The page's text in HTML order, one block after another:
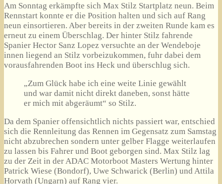
Am Sonntag erkämpfte sich Max Stilz Startplatz neun. Beim
Rennstart konnte er die Position halten und sich auf Rang
neun einsortieren. Aber bereits in der zweiten Runde kam es
erneut zu einem Überschlag. Der hinter Stilz fahrende
Spanier Hector Sanz Lopez versuchte an der Wendeboje
innen liegend an Stilz vorbeizukommen, fuhr dabei dem
vorausfahrenden Boot ins Heck und überschlug sich.
„Zum Glück habe ich eine weite Linie gewählt
und war damit nicht direkt daneben, sonst hätte
er mich mit abgeräumt“ so Stilz.
Da dem Spanier offensichtlich nichts passiert war, entschied
sich die Rennleitung das Rennen im Gegensatz zum Samstag
nicht abzubrechen sondern unter gelber Flagge weiterlaufen
zu lassen bis Fahrer und Boot geborgen sind. Max Stilz lag
zu der Zeit in der ADAC Motorboot Masters Wertung hinter
Patrick Wiese (Bondorf), Uwe Schwarick (Berlin) und Attila
Horvath (Ungarn) auf Rang vier.